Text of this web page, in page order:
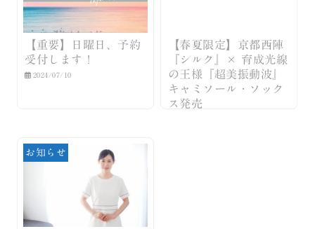
【重要】日曜日、予約
受付します！
2024/07/10
【春夏限定】京都西陣
『シルク』× 育成光線
の王様『超美振動波』
キャミソール・ソック
ス発売
お知らせ